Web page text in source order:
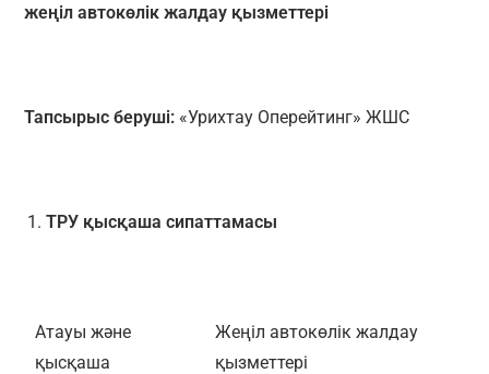
жеңіл автокөлік жалдау қызметтері
Тапсырыс беруші: «Урихтау Оперейтинг» ЖШС
ТРУ қысқаша сипаттамасы
Атауы және
қысқаша
Жеңіл автокөлік жалдау
қызметтері